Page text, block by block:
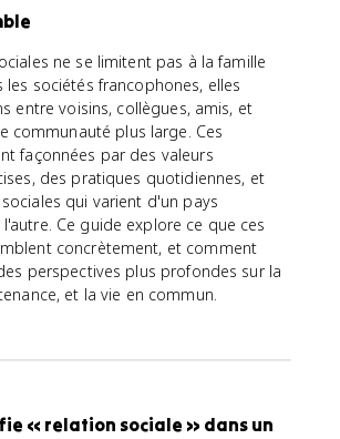
ne se limitent pas à la famille
les sociétés francophones, elles
entre voisins, collègues, amis, et
communauté plus large. Ces
façonnées par des valeurs
des pratiques quotidiennes, et
qui varient d'un pays
Ce guide explore ce que ces
concrètement, et comment
perspectives plus profondes sur la
et la vie en commun.
« relation sociale » dans un